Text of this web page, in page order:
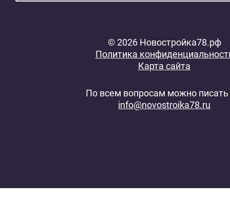
© 2026 Новостройка78.рф
Политика
Карта сайта
По всем вопросам можно писать
info@novostroika78.ru